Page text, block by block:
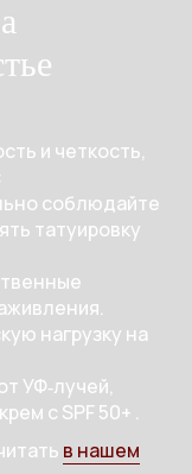
и четкость,
соблюдайте
татуировку
нагрузку на
УФ‑лучей,
с SPF 50+ .
в нашем